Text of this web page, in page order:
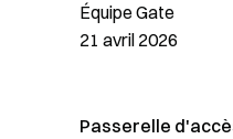
Équipe Gate
21 avril 2026
Passerelle